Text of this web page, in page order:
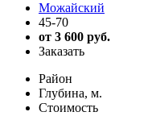
Можайский
45-70
от 3 600 руб.
Заказать
Район
Глубина, м.
Стоимость